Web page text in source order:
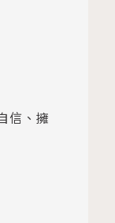
信、擁